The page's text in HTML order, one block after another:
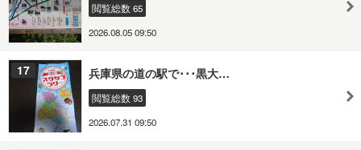
閲覧総数 65
2026.08.05 09:50
17 兵庫県の道の駅で･･･黒大…
閲覧総数 93
2026.07.31 09:50